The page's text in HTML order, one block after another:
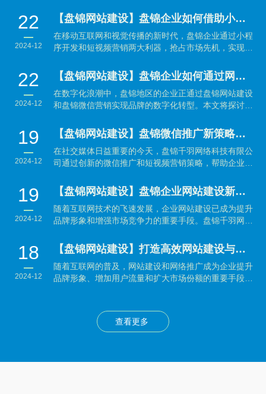
22
2024-12
【盘锦网站建设】盘锦企业如何借助小程序开发与短视频营销抢占市场先机？
在移动互联网和视觉传播的新时代，盘锦企业通过小程
序开发和短视频营销两大利器，抢占市场先机，实现品
22
2024-12
【盘锦网站建设】盘锦企业如何通过网站建设与微信营销实现数字化转型？
在数字化浪潮中，盘锦地区的企业正通过盘锦网站建设
和盘锦微信营销实现品牌的数字化转型。本文将探讨如
19
2024-12
【盘锦网站建设】盘锦微信推广新策略：结合短视频营销引爆品牌传播
在社交媒体日益重要的今天，盘锦千羽网络科技有限公
司通过创新的微信推广和短视频营销策略，帮助企业有
19
2024-12
【盘锦网站建设】盘锦企业网站建设新趋势：提升品牌形象与用户体验并重
随着互联网技术的飞速发展，企业网站建设已成为提升
品牌形象和增强市场竞争力的重要手段。盘锦千羽网络
18
2024-12
【盘锦网站建设】打造高效网站建设与网络推广策略：企业制胜数字时代的秘籍
随着互联网的普及，网站建设和网络推广成为企业提升
品牌形象、增加用户流量和扩大市场份额的重要手段。
查看更多